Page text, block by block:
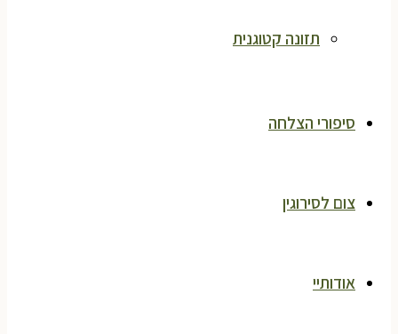
תזונה קטוגנית
סיפורי הצלחה
צום לסירוגין
אודותיי